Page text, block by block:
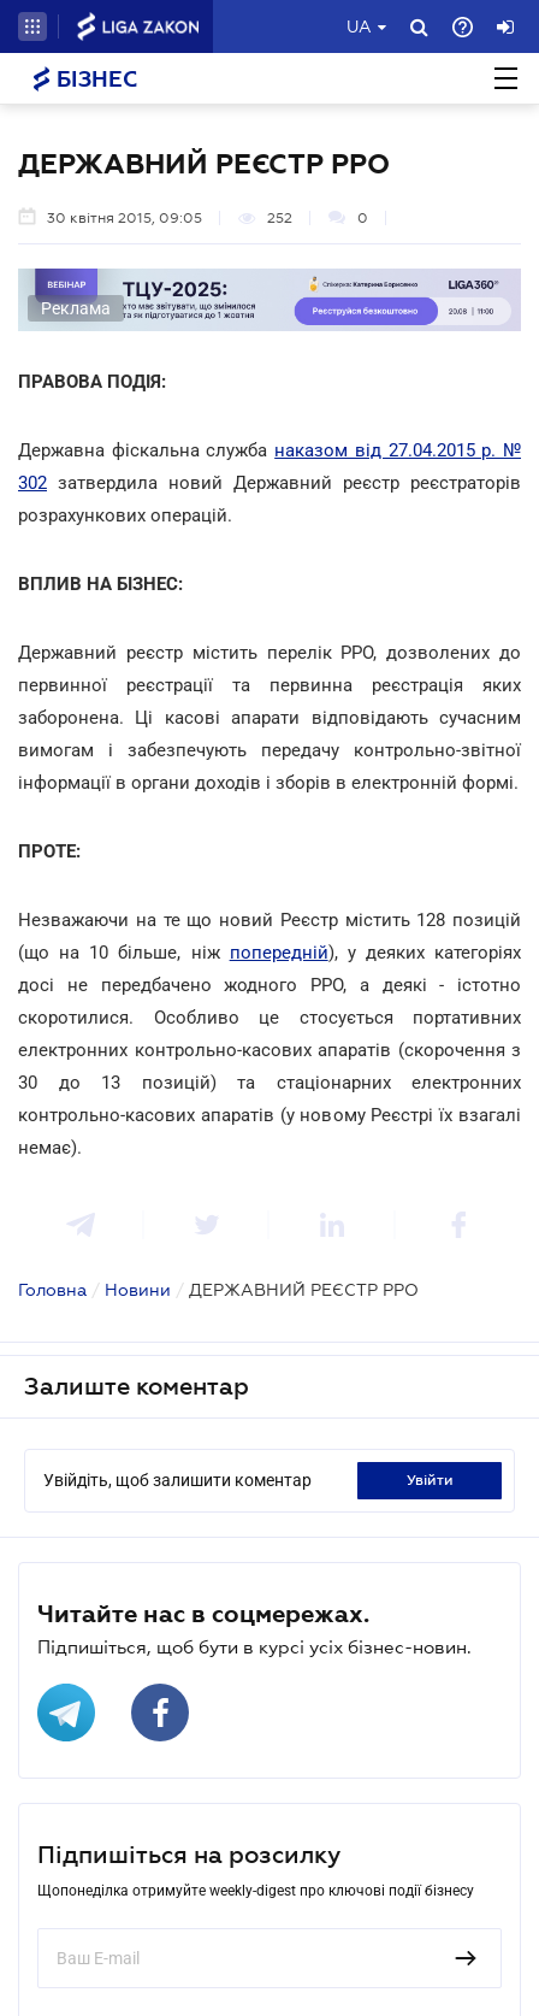
UA
БІЗНЕС
ДЕРЖАВНИЙ РЕЄСТР РРО
30 квітня 2015, 09:05 252 0
Реклама
ПРАВОВА ПОДІЯ:
Державна фіскальна служба наказом від 27.04.2015 р. №
302 затвердила новий Державний реєстр реєстраторів
розрахункових операцій.
ВПЛИВ НА БІЗНЕС:
Державний реєстр містить перелік РРО, дозволених до
первинної реєстрації та первинна реєстрація яких
заборонена. Ці касові апарати відповідають сучасним
вимогам і забезпечують передачу контрольно-звітної
інформації в органи доходів і зборів в електронній формі.
ПРОТЕ:
Незважаючи на те що новий Реєстр містить 128 позицій
(що на 10 більше, ніж попередній), у деяких категоріях
досі не передбачено жодного РРО, а деякі - істотно
скоротилися. Особливо це стосується портативних
електронних контрольно-касових апаратів (скорочення з
30 до 13 позицій) та стаціонарних електронних
контрольно-касових апаратів (у новому Реєстрі їх взагалі
немає).
Головна / Новини / ДЕРЖАВНИЙ РЕЄСТР РРО
Залиште коментар
Увійдіть, щоб залишити коментар увійти
Читайте нас в соцмережах.
Підпишіться, щоб бути в курсі усіх бізнес-новин.
Підпишіться на розсилку
Щопонеділка отримуйте weekly-digest про ключові події бізнесу